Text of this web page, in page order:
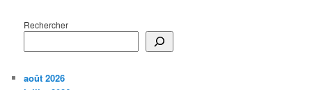
Rechercher
août 2026